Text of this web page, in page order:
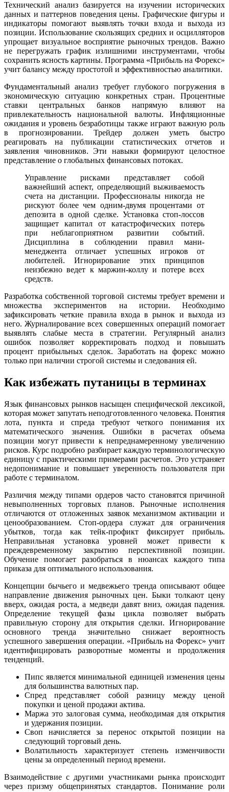
Технический анализ базируется на изучении исторических
данных и паттернов поведения цены. Графические фигуры и
индикаторы помогают выявлять точки входа и выхода из
позиции. Использование скользящих средних и осцилляторов
упрощает визуальное восприятие рыночных трендов. Важно
не перегружать график излишними инструментами, чтобы
сохранить ясность картины. Программа «Прибыль на Форекс»
учит балансу между простотой и эффективностью аналитики.
Фундаментальный анализ требует глубокого погружения в
экономическую ситуацию конкретных стран. Процентные
ставки центральных банков напрямую влияют на
привлекательность национальной валюты. Инфляционные
ожидания и уровень безработицы также играют важную роль
в прогнозировании. Трейдер должен уметь быстро
реагировать на публикации статистических отчетов и
заявления чиновников. Эти навыки формируют целостное
представление о глобальных финансовых потоках.
Управление рисками представляет собой
важнейший аспект, определяющий выживаемость
счета на дистанции. Профессионалы никогда не
рискуют более чем одним-двумя процентами от
депозита в одной сделке. Установка стоп-лоссов
защищает капитал от катастрофических потерь
при неблагоприятном развитии событий.
Дисциплина в соблюдении правил мани-
менеджента отличает успешных игроков от
любителей. Игнорирование этих принципов
неизбежно ведет к маржин-коллу и потере всех
средств.
Разработка собственной торговой системы требует времени и
множества экспериментов на истории. Необходимо
зафиксировать четкие правила входа в рынок и выхода из
него. Журналирование всех совершенных операций помогает
выявлять слабые места в стратегии. Регулярный анализ
ошибок позволяет корректировать подход и повышать
процент прибыльных сделок. Заработать на форекс можно
только при наличии строгой системы и следования ей.
Как избежать путаницы в терминах
Язык финансовых рынков насыщен специфической лексикой,
которая может запутать неподготовленного человека. Понятия
лота, пункта и спреда требуют четкого понимания их
математического значения. Ошибки в расчетах объема
позиции могут привести к непреднамеренному увеличению
рисков. Курс подробно разбирает каждую терминологическую
единицу с практическими примерами расчетов. Это устраняет
недопонимание и повышает уверенность пользователя при
работе с терминалом.
Различия между типами ордеров часто становятся причиной
невыполненных торговых планов. Рыночные исполнения
отличаются от отложенных заявок механизмом активации и
ценообразованием. Стоп-ордера служат для ограничения
убытков, тогда как тейк-профикт фиксирует прибыль.
Неправильная установка уровней может привести к
преждевременному закрытию перспективной позиции.
Обучение помогает разобраться в нюансах каждого типа
приказа для оптимального использования.
Концепции бычьего и медвежьего тренда описывают общее
направление движения рыночных цен. Быки толкают цену
вверх, ожидая роста, а медведи давят вниз, ожидая падения.
Определение текущей фазы цикла позволяет выбрать
правильную сторону для открытия сделки. Игнорирование
основного тренда значительно снижает вероятность
успешного завершения операции. «Прибыль на Форекс» учит
идентифицировать разворотные моменты и продолжения
тенденций.
Пипс является минимальной единицей изменения цены
для большинства валютных пар.
Спред представляет собой разницу между ценой
покупки и ценой продажи актива.
Маржа это залоговая сумма, необходимая для открытия
и удержания позиции.
Своп начисляется за перенос открытой позиции на
следующий торговый день.
Волатильность характеризует степень изменчивости
цены за определенный период времени.
Взаимодействие с другими участниками рынка происходит
через призму общепринятых стандартов. Понимание роли